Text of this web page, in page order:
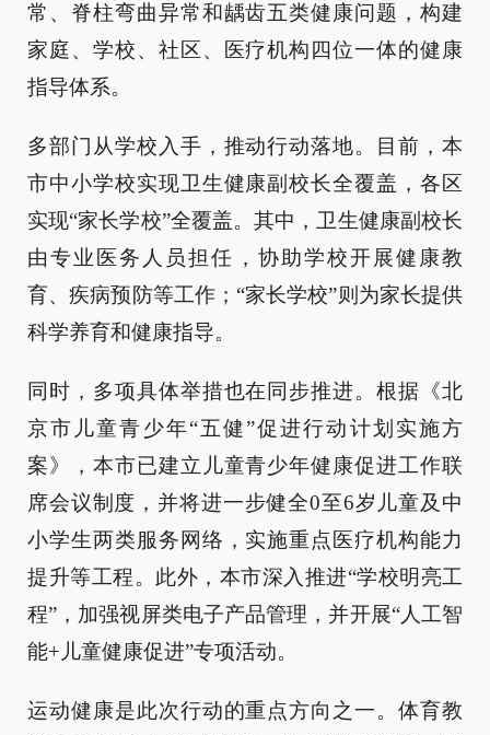
常、脊柱弯曲异常和龋齿五类健康问题，构建
家庭、学校、社区、医疗机构四位一体的健康
指导体系。
多部门从学校入手，推动行动落地。目前，本
市中小学校实现卫生健康副校长全覆盖，各区
实现“家长学校”全覆盖。其中，卫生健康副校长
由专业医务人员担任，协助学校开展健康教
育、疾病预防等工作；“家长学校”则为家长提供
科学养育和健康指导。
同时，多项具体举措也在同步推进。根据《北
京市儿童青少年“五健”促进行动计划实施方
案》，本市已建立儿童青少年健康促进工作联
席会议制度，并将进一步健全0至6岁儿童及中
小学生两类服务网络，实施重点医疗机构能力
提升等工程。此外，本市深入推进“学校明亮工
程”，加强视屏类电子产品管理，并开展“人工智
能+儿童健康促进”专项活动。
运动健康是此次行动的重点方向之一。体育教